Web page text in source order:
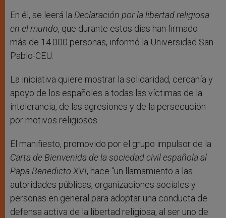
En él, se leerá la Declaración por la libertad religiosa
en el mundo, que durante estos días han firmado
más de 14.000 personas, informó la Universidad San
Pablo-CEU.
La iniciativa quiere mostrar la solidaridad, cercanía y
apoyo de los españoles a todas las víctimas de la
intolerancia, de las agresiones y de la persecución
por motivos religiosos.
El manifiesto, promovido por el grupo impulsor de la
Carta de Bienvenida de la sociedad civil española al
Papa Benedicto XVI, hace “un llamamiento a las
autoridades públicas, organizaciones sociales y
personas en general para adoptar una conducta de
defensa activa de la libertad religiosa, al ser uno de